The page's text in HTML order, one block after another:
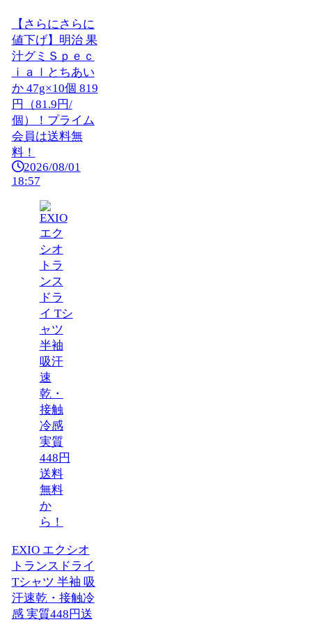
【さらにさらに
値下げ】明治 果
汁グミＳｐｅｃ
ｉａｌとちあい
か 47g×10個 819
円（81.9円/
個）！プライム
会員は送料無
料！
2026/08/01
18:57
EXIO エクシオ
トランスドライ
Tシャツ 半袖 吸
汗速乾・接触冷
感 実質448円送